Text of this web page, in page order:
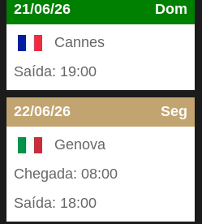
21/06/26 Dom
Cannes
Saída: 19:00
22/06/26 Seg
Genova
Chegada: 08:00
Saída: 18:00